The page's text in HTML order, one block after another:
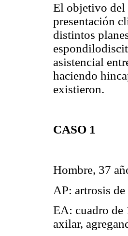
El objetivo del
presentación
distintos
asistencial
haciendo
existieron.
CASO 1
Hombre, 37
AP: artrosis
EA: cuadro de
axilar,